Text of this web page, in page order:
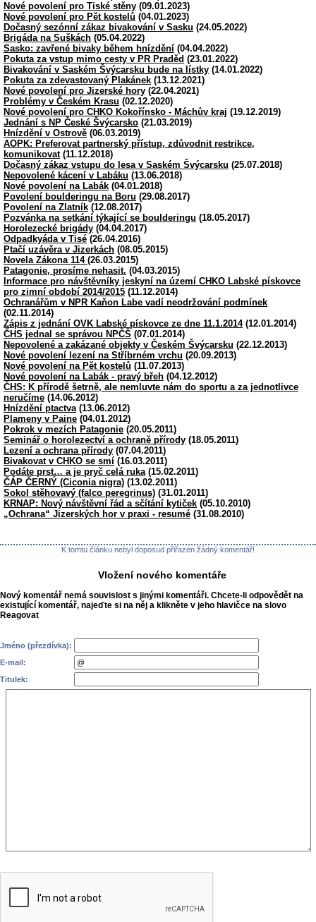
Nové povolení pro Tiské stěny (09.01.2023)
Nové povolení pro Pět kostelů (04.01.2023)
Dočasný sezónní zákaz bivakování v Sasku (24.05.2022)
Brigáda na Suškách (05.04.2022)
Sasko: zavřené bivaky během hnízdění (04.04.2022)
Pokuta za vstup mimo cesty v PR Praděd (23.01.2022)
Bivakování v Saském Švýcarsku bude na lístky (14.01.2022)
Pokuta za zdevastovaný Plakánek (13.12.2021)
Nové povolení pro Jizerské hory (22.04.2021)
Problémy v Českém Krasu (02.12.2020)
Nové povolení pro CHKO Kokořínsko - Máchův kraj (19.12.2019)
Jednání s NP České Švýcarsko (21.03.2019)
Hnízdění v Ostrově (06.03.2019)
AOPK: Preferovat partnerský přístup, zdůvodnit restrikce,
komunikovat(11.12.2018)
Dočasný zákaz vstupu do lesa v Saském Švýcarsku (25.07.2018)
Nepovolené kácení v Labáku (13.06.2018)
Nové povolení na Labák (04.01.2018)
Povolení boulderingu na Boru (29.08.2017)
Povolení na Zlatník (12.08.2017)
Pozvánka na setkání týkající se boulderingu (18.05.2017)
Horolezecké brigády (04.04.2017)
Odpadkyáda v Tisé (26.04.2016)
Ptačí uzávěra v Jizerkách (08.05.2015)
Novela Zákona 114 (26.03.2015)
Patagonie, prosíme nehasit. (04.03.2015)
Informace pro návštěvníky jeskyní na území CHKO Labské pískovce
pro zimní období 2014/2015 (11.12.2014)
Ochranářům v NPR Kaňon Labe vadí neodržování podmínek
(02.11.2014)
Zápis z jednání OVK Labské pískovce ze dne 11.1.2014(12.01.2014)
ČHS jednal se správou NPČŠ (07.01.2014)
Nepovolené a zakázané objekty v Českém Švýcarsku (22.12.2013)
Nové povolení lezení na Stříbrném vrchu (20.09.2013)
Nové povolení na Pět kostelů (11.07.2013)
Nové povolení na Labák - pravý břeh (04.12.2012)
ČHS: K přírodě šetrně, ale nemluvte nám do sportu a za jednotlivce
neručíme (14.06.2012)
Hnízdění ptactva(13.06.2012)
Plameny v Paine (04.01.2012)
Pokrok v mezích Patagonie (20.05.2011)
Seminář o horolezectví a ochraně přírody (18.05.2011)
Lezení a ochrana přírody (07.04.2011)
Bivakovat v CHKO se smí (16.03.2011)
Podáte prst… a je pryč celá ruka(15.02.2011)
ČÁP ČERNÝ (Ciconia nigra) (13.02.2011)
Sokol stěhovavý (falco peregrinus) (31.01.2011)
KRNAP: Nový návštěvní řád a sčítání kytiček (05.10.2010)
„Ochrana“ Jizerských hor v praxi - resumé (31.08.2010)
K tomtu článku nebyl doposud přiřazen žádný komentář!
Vložení nového komentáře
Nový komentář nemá souvislost s jinými komentáři. Chcete-li odpovědět na
existující komentář, najeďte si na něj a klikněte v jeho hlavičce na slovo
Reagovat
Jméno (přezdívka):
E-mail:
Titulek: